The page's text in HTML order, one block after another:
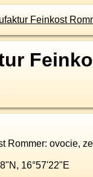
Feinkost
Rommer: ovocie,
, 16°57'22"E